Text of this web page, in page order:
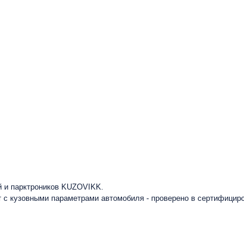
парктроников KUZOVIKK.
кузовными параметрами автомобиля - проверено в